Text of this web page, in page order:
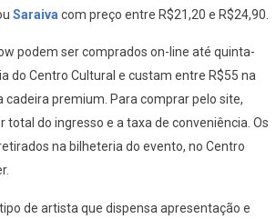
Saraiva com preço entre R$21,20 e R$24,90.
podem ser comprados on-line até quinta-
do Centro Cultural e custam entre R$55 na
cadeira premium. Para comprar pelo site,
total do ingresso e a taxa de conveniência. Os
na bilheteria do evento, no Centro
de artista que dispensa apresentação e